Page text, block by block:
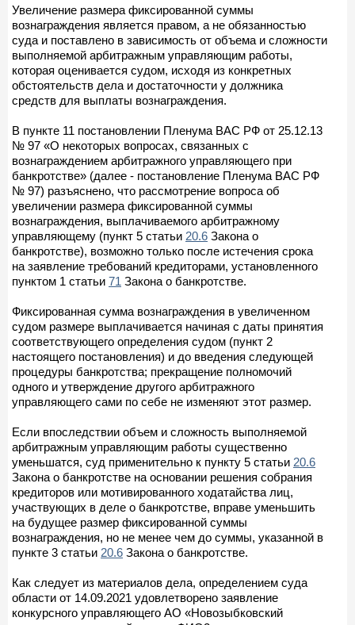
Увеличение размера фиксированной суммы
вознаграждения является правом, а не обязанностью
суда и поставлено в зависимость от объема и сложности
выполняемой арбитражным управляющим работы,
которая оценивается судом, исходя из конкретных
обстоятельств дела и достаточности у должника
средств для выплаты вознаграждения.
В пункте 11 постановлении Пленума ВАС РФ от 25.12.13
№ 97 «О некоторых вопросах, связанных с
вознаграждением арбитражного управляющего при
банкротстве» (далее - постановление Пленума ВАС РФ
№ 97) разъяснено, что рассмотрение вопроса об
увеличении размера фиксированной суммы
вознаграждения, выплачиваемого арбитражному
управляющему (пункт 5 статьи 20.6 Закона о
банкротстве), возможно только после истечения срока
на заявление требований кредиторами, установленного
пунктом 1 статьи 71 Закона о банкротстве.
Фиксированная сумма вознаграждения в увеличенном
судом размере выплачивается начиная с даты принятия
соответствующего определения судом (пункт 2
настоящего постановления) и до введения следующей
процедуры банкротства; прекращение полномочий
одного и утверждение другого арбитражного
управляющего сами по себе не изменяют этот размер.
Если впоследствии объем и сложность выполняемой
арбитражным управляющим работы существенно
уменьшатся, суд применительно к пункту 5 статьи 20.6
Закона о банкротстве на основании решения собрания
кредиторов или мотивированного ходатайства лиц,
участвующих в деле о банкротстве, вправе уменьшить
на будущее размер фиксированной суммы
вознаграждения, но не менее чем до суммы, указанной в
пункте 3 статьи 20.6 Закона о банкротстве.
Как следует из материалов дела, определением суда
области от 14.09.2021 удовлетворено заявление
конкурсного управляющего АО «Новозыбковский